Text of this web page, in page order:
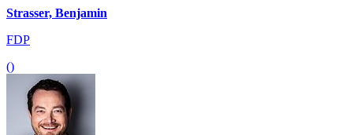
Strasser, Benjamin
FDP
()